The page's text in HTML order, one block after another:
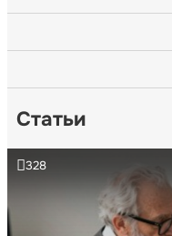
Статьи
328